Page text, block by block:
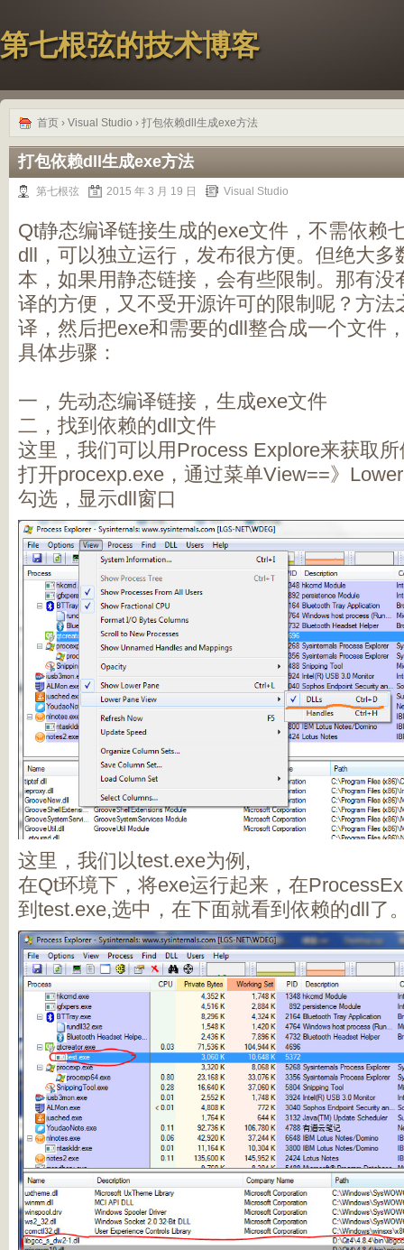
第七根弦的技术博客
首页 › Visual Studio › 打包依赖dll生成exe方法
打包依赖dll生成exe方法
第七根弦 2015 年 3 月 19 日 Visual Studio
Qt静态编译链接生成的exe文件，不需依赖
dll，可以独立运行，发布很方便。但绝大多
本，如果用静态链接，会有些限制。那有没
译的方便，又不受开源许可的限制呢？方法
译，然后把exe和需要的dll整合成一个文件
具体步骤：
一，先动态编译链接，生成exe文件
二，找到依赖的dll文件
这里，我们可以用Process Explore来获取
打开procexp.exe，通过菜单View==》
勾选，显示dll窗口
这里，我们以test.exe为例,
在Qt环境下，将exe运行起来，在
到test.exe,选中，在下面就看到依赖的dll了